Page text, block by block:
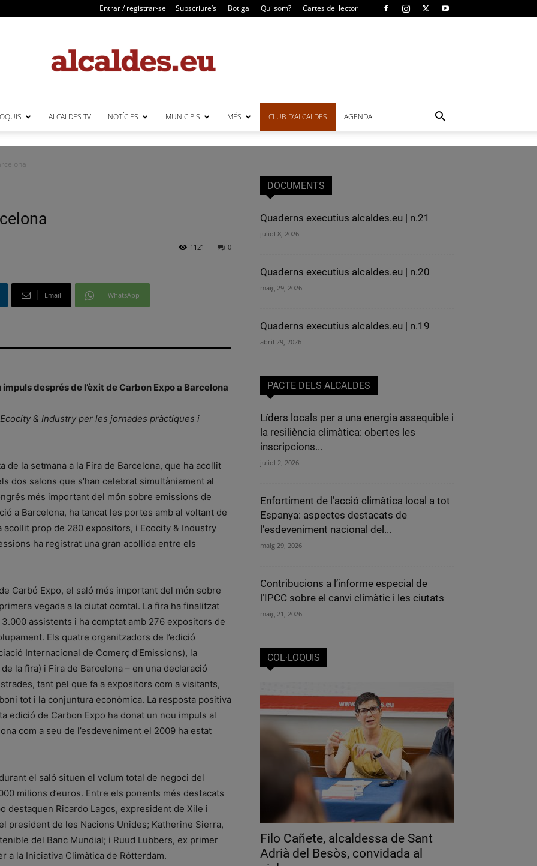
Entrar / registrar-se Subscriure’s Botiga Qui som? Cartes del lector
ALCALDES TV NOTÍCIES MUNICIPIS MÉS CLUB D’ALCALDES AGENDA
0
1121
Email WhatsApp
després de l’èxit de Carbon Expo a Barcelona
& Industry per les jornades pràctiques i
de la setmana a la Fira de Barcelona, que ha acollit
dos salons que s’han celebrat simultàniament al
més important del món sobre emissions de
a Barcelona, ha tancat les portes amb al voltant de
prop de 280 expositors, i Ecocity & Industry
ha registrat una gran acollida entre els
Carbó Expo, el saló més important del món sobre
vegada a la ciutat comtal. La fira ha finalitzat
assistents i ha comptat amb 276 expositors de
Els quatre organitzadors de l’edició
Internacional de Comerç d’Emissions), la
la fira) i Fira de Barcelona – en una declaració
tant pel que fa a expositors com a visitants,
tot i la conjuntura econòmica. La resposta positiva
edició de Carbon Expo ha donat un nou impuls al
com a seu de l’esdeveniment el 2009 ha estat
el saló situen el volum total de negoci del
milions d’euros. Entre els ponents més destacats
destaquen Ricardo Lagos, expresident de Xile i
president de les Nacions Unides; Katherine Sierra,
del Banc Mundial; i Ruud Lubbers, ex primer
a la Iniciativa Climàtica de Rótterdam.
DOCUMENTS
Quaderns executius alcaldes.eu | n.21
juliol 8, 2026
Quaderns executius alcaldes.eu | n.20
maig 29, 2026
Quaderns executius alcaldes.eu | n.19
abril 29, 2026
PACTE DELS ALCALDES
Líders locals per a una energia assequible i
la resiliència climàtica: obertes les
inscripcions...
juliol 2, 2026
Enfortiment de l’acció climàtica local a tot
Espanya: aspectes destacats de
l’esdeveniment nacional del...
maig 29, 2026
Contribucions a l’informe especial de
l’IPCC sobre el canvi climàtic i les ciutats
maig 21, 2026
COL·LOQUIS
Filo Cañete, alcaldessa de Sant
Adrià del Besòs, convidada al